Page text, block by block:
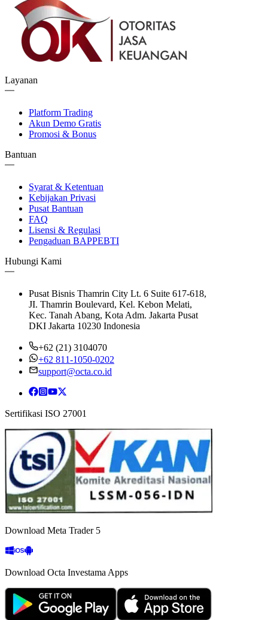
Layanan
Platform Trading
Akun Demo Gratis
Promosi & Bonus
Bantuan
Syarat & Ketentuan
Kebijakan Privasi
Pusat Bantuan
FAQ
Lisensi & Regulasi
Pengaduan BAPPEBTI
Hubungi Kami
Pusat Bisnis Thamrin City Lt. 6 Suite 617-618,
JI. Thamrin Boulevard, Kel. Kebon Melati,
Kec. Tanah Abang, Kota Adm. Jakarta Pusat
DKI Jakarta 10230 Indonesia
+62 (21) 3104070
+62 811-1050-0202
support@octa.co.id
Sertifikasi ISO 27001
Download Meta Trader 5
Download Octa Investama Apps